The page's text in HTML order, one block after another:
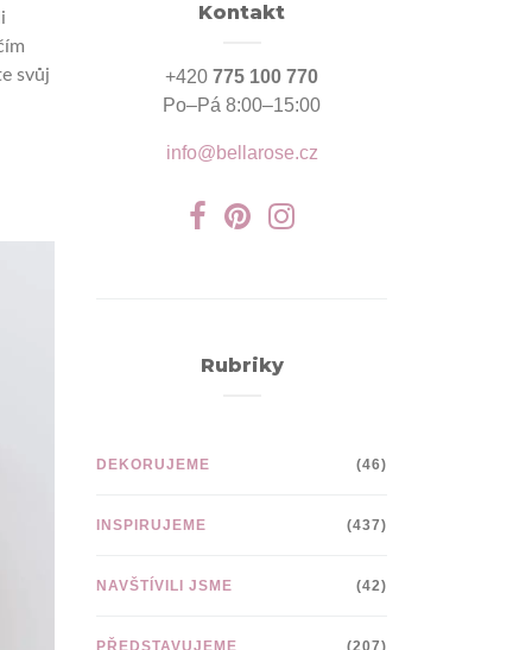
svůj
Kontakt
+420 775 100 770
Po–Pá 8:00–15:00
info@bellarose.cz
Rubriky
DEKORUJEME (46)
INSPIRUJEME (437)
NAVŠTÍVILI JSME (42)
PŘEDSTAVUJEME (207)